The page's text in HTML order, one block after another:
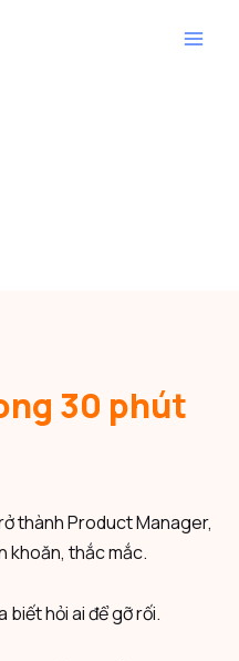
30 phút
thành Product Manager,
khoăn, thắc mắc.
biết hỏi ai để gỡ rối.